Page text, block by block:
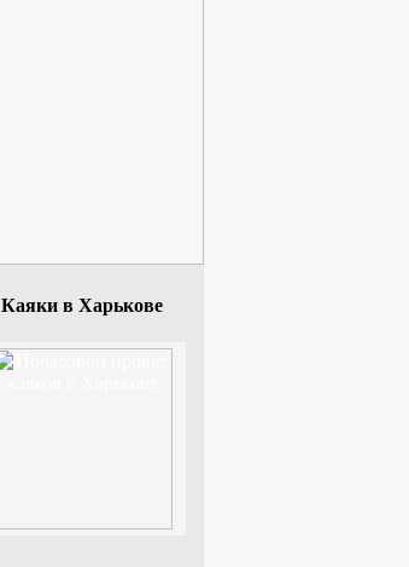
Каяки в Харькове